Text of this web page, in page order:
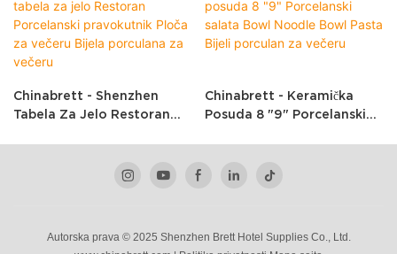
Chinabrett - Shenzhen
Tabela Za Jelo Restoran
Porculana Za Večeru
Chinabrett - Keramička
Posuda 8 "9" Porcelanski
Večeru
Autorska prava © 2025 Shenzhen Brett Hotel Supplies Co., Ltd.